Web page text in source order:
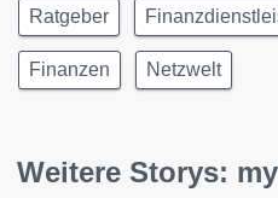
Ratgeber
Finanzen Netzwelt
Weitere Storys: